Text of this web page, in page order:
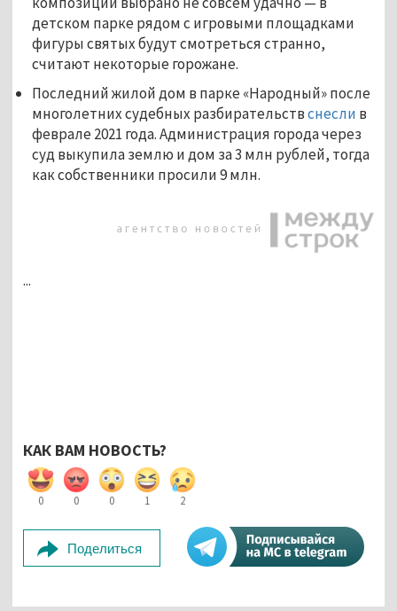
детском парке рядом с игровыми площадками
фигуры святых будут смотреться странно,
считают некоторые горожане.
Последний жилой дом в парке «Народный» после
многолетних судебных разбирательствснесли в
феврале 2021 года. Администрация города через
суд выкупила землю и дом за 3 млн рублей, тогда
как собственники просили 9 млн.
...
КАК ВАМ НОВОСТЬ?
0 0 0 1 2
Поделиться